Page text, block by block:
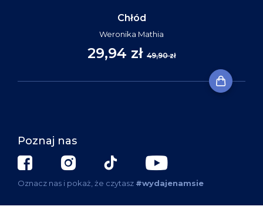
Chłód
Weronika Mathia
29,94 zł 49,90 zł
Poznaj nas
Oznacz nas i pokaż, że czytasz #wydajenamsie